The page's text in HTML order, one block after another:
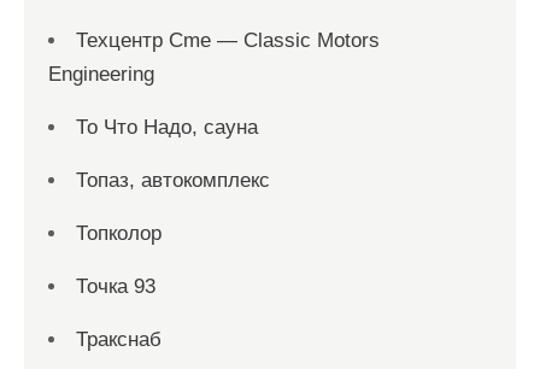
Техцентр Cme — Classic Motors
Engineering
То Что Надо, сауна
Топаз, автокомплекс
Топколор
Точка 93
Тракснаб